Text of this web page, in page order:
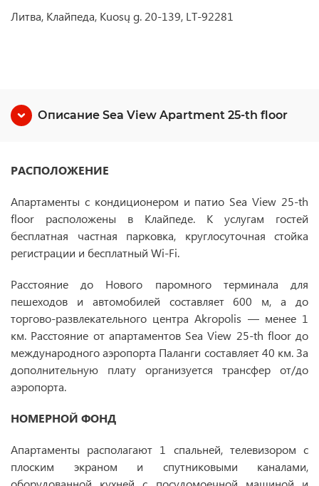
Литва, Клайпеда, Kuosų g. 20-139, LT-92281
Описание Sea View Apartment 25-th floor
РАСПОЛОЖЕНИЕ
Апартаменты с кондиционером и патио Sea View 25-th
floor расположены в Клайпеде. К услугам гостей
бесплатная частная парковка, круглосуточная стойка
регистрации и бесплатный Wi-Fi.
Расстояние до Нового паромного терминала для
пешеходов и автомобилей составляет 600 м, а до
торгово-развлекательного центра Akropolis — менее 1
км. Расстояние от апартаментов Sea View 25-th floor до
международного аэропорта Паланги составляет 40 км. За
дополнительную плату организуется трансфер от/до
аэропорта.
НОМЕРНОЙ ФОНД
Апартаменты располагают 1 спальней, телевизором с
плоским экраном и спутниковыми каналами,